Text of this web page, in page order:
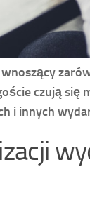
czują się
i innych